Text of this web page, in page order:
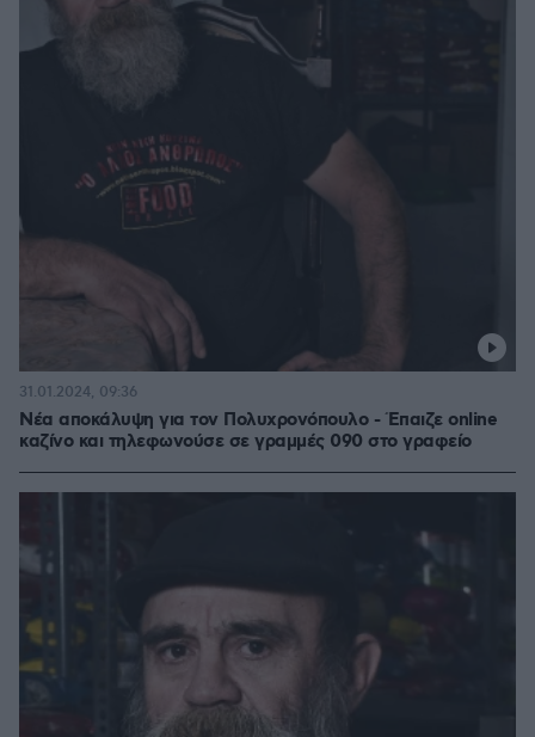
Νέα αποκάλυψη για τον Πολυχρονόπουλο - Έπαιζε online
καζίνο και τηλεφωνούσε σε γραμμές 090 στο γραφείο
31.01.2024, 09:36